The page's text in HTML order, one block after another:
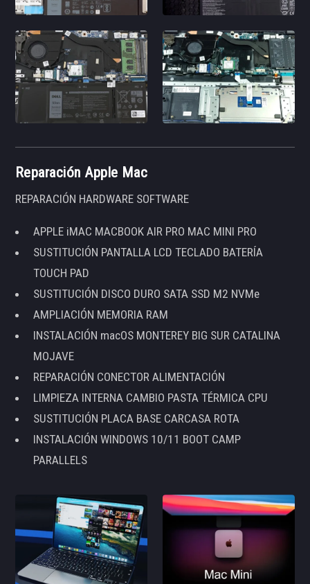
Reparación Apple Mac
REPARACIÓN HARDWARE SOFTWARE
APPLE iMAC MACBOOK AIR PRO MAC MINI PRO
SUSTITUCIÓN PANTALLA LCD TECLADO BATERÍA
TOUCH PAD
SUSTITUCIÓN DISCO DURO SATA SSD M2 NVMe
AMPLIACIÓN MEMORIA RAM
INSTALACIÓN macOS MONTEREY BIG SUR CATALINA
MOJAVE
REPARACIÓN CONECTOR ALIMENTACIÓN
LIMPIEZA INTERNA CAMBIO PASTA TÉRMICA CPU
SUSTITUCIÓN PLACA BASE CARCASA ROTA
INSTALACIÓN WINDOWS 10/11 BOOT CAMP
PARALLELS